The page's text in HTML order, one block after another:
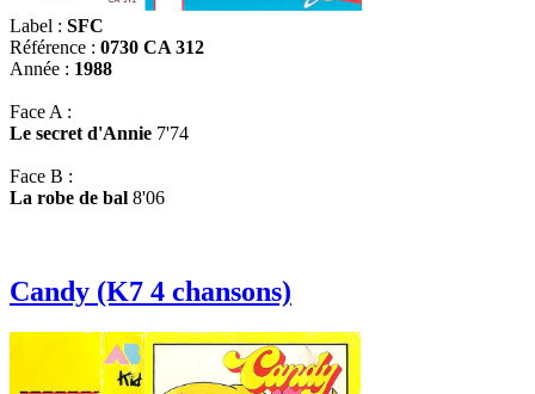
Label : SFC
Référence : 0730 CA 312
Année : 1988
Face A :
Le secret d'Annie 7'74
Face B :
La robe de bal 8'06
Candy (K7 4 chansons)